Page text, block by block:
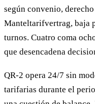
según convenio,
Manteltarifvertrag, baja
turnos. Cuatro coma
que desencadena
QR-2 opera 24/7 sin
tarifarias durante el